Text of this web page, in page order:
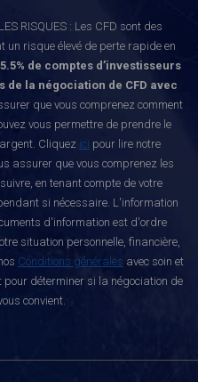
RISQUES : Les CFD sont des
un risque élevé de perte rapide en
de comptes d’investisseurs
de la négociation de CFD avec
que vous comprenez comment
vous permettre de prendre le
Cliquez ici pour lire notre
assurer que vous comprenez les
en tenant compte de votre
si nécessaire. L'information
d'information est d'ordre
situation personnelle, financière,
Conditions générales avec soin et
déterminer si la négociation de
convient.